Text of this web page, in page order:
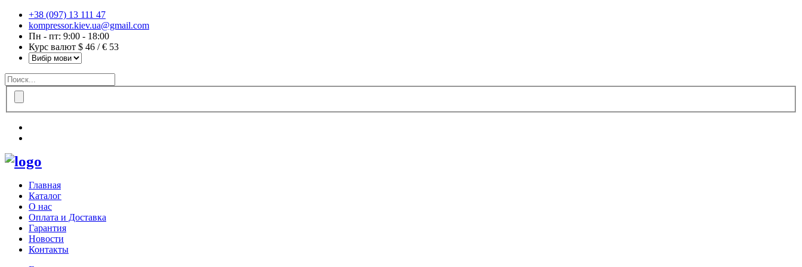
+38 (097) 13 111 47
kompressor.kiev.ua@gmail.com
Пн - пт: 9:00 - 18:00
Курс валют $ 46 / € 53
Главная
Каталог
О нас
Оплата и Доставка
Гарантия
Новости
Контакты